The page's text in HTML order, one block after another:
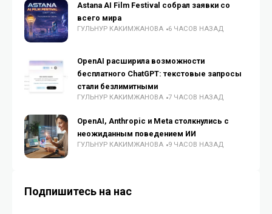
Astana AI Film Festival собрал заявки со
всего мира
ГУЛЬНУР КАКИМЖАНОВА 6 ЧАСОВ НАЗАД
OpenAI расширила возможности
бесплатного ChatGPT: текстовые запросы
стали безлимитными
ГУЛЬНУР КАКИМЖАНОВА 7 ЧАСОВ НАЗАД
OpenAI, Anthropic и Meta столкнулись с
неожиданным поведением ИИ
ГУЛЬНУР КАКИМЖАНОВА 9 ЧАСОВ НАЗАД
Подпишитесь на нас